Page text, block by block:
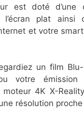
est doté d’une
l’écran plat ainsi
et votre
un film
votre émission
moteur 4K X-
résolution